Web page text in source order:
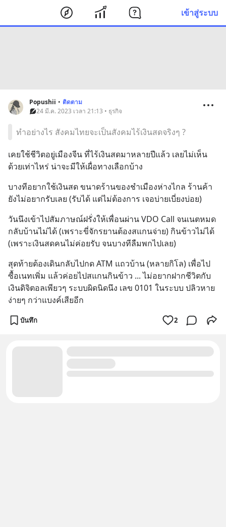
เข้าสู่ระบบ
Popushii • ติดตาม
24 มี.ค. 2023 เวลา 21:13 • ธุรกิจ
ทำอย่างไร สังคมไทยจะเป็นสังคมไร้เงินสดจริงๆ ?
เคยใช้ชีวิตอยู่เมืองจีน ที่ไร้เงินสดมาหลายปีแล้ว เลยไม่เห็น
ด้วยเท่าไหร่ น่าจะมีให้เผื่อทางเลือกบ้าง
บางทีอยากใช้เงินสด ขนาดร้านของชำเมืองห่างไกล ร้านค้า
ยังไม่อยากรับเลย (รับได้ แต่ไม่ต้องการ เจอบ่ายเบี่ยงบ่อย)
วันนึงเข้าไปสัมภาษณ์ฝรั่งให้เพื่อนผ่าน VDO Call จนเนตหมด
กลับบ้านไม่ได้ (เพราะขี่จักรยานต้องสแกนจ่าย) กินข้าวไม่ได้
(เพราะเงินสดคนไม่ค่อยรับ จนบางทีลืมพกไปเลย)
สุดท้ายต้องเดินกลับไปกด ATM แถวบ้าน (หลายกิโล) เพื่อไป
ซื้อเนทเพิ่ม แล้วค่อยไปสแกนกินข้าว ... ไม่อยากฝากชีวิตกับ
เงินดิจิตอลเพียวๆ ระบบผิดนิดนึง เลข 0101 ในระบบ ปลิวหาย
ง่ายๆ กว่าแบงค์เสียอีก
บันทึก 2